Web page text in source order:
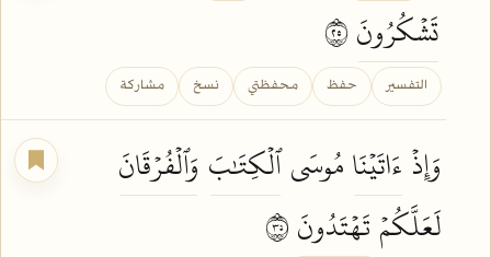
تَشۡكُرُونَ
التفسير حفظ محفظتي نسخ مشاركة
وَإِذۡ ءَاتَيۡنَامُوسَىٱلۡكِتَٰبَ وَٱلۡفُرۡقَانَ
لَعَلَّكُمۡ تَهۡتَدُونَ